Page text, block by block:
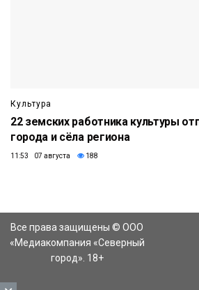
Культура
22 земских работника культуры
города и сёла региона
11:53 07 августа 188
Все права защищены © ООО
«Медиакомпания «Северный
город». 18+